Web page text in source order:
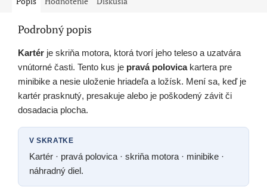
Podrobný popis
Kartér je skriňa motora, ktorá tvorí jeho teleso a uzatvára
vnútorné časti. Tento kus je pravá polovicakartera pre
minibike a nesie uloženie hriadeľa a ložísk. Mení sa, keď je
kartér prasknutý, presakuje alebo je poškodený závit či
dosadacia plocha.
V SKRATKE
Kartér · pravá polovica · skriňa motora · minibike ·
náhradný diel.